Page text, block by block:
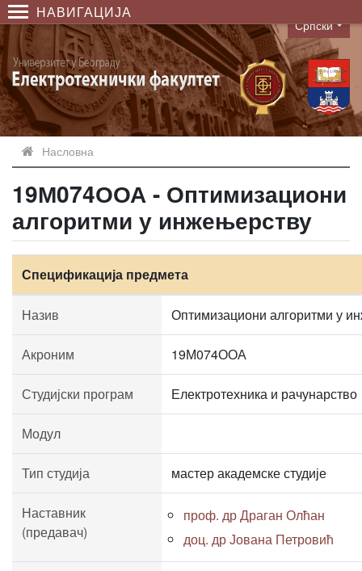
НАВИГАЦИЈА
Language
Српски
Насловна
19М074ООА - Оптимизациони
алгоритми у инжењерству
Спецификација предмета
Назив Оптимизациони алгоритми у
Акроним 19М074ООА
Студијски програм Електротехника и рачунарство
Модул
Тип студија мастер академске студије
Наставник
(предавач)
проф. др Драган Олћан
доц. др Јована Петровић